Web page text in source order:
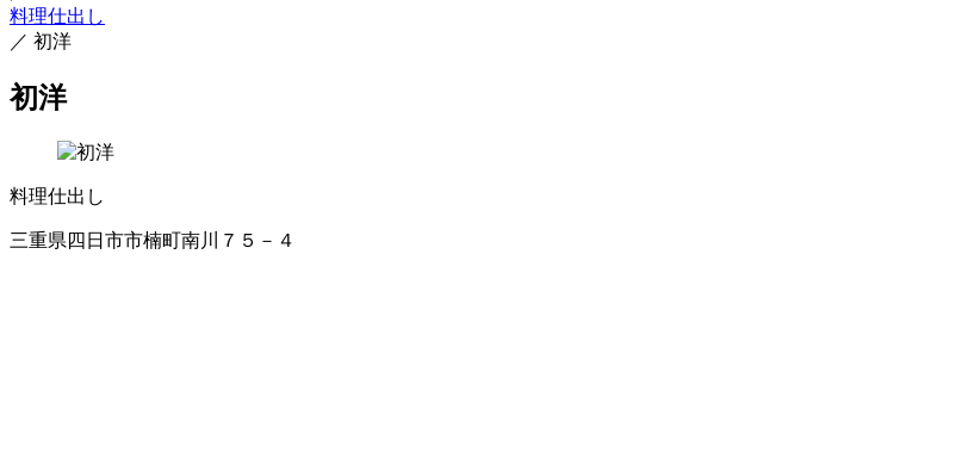
料理仕出し
／ 初洋
初洋
料理仕出し
三重県四日市市楠町南川７５－４